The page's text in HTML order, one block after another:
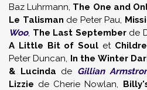
Baz Luhrmann, The One and
Le Talisman de Peter Pau,
Woo, The Last Septemberde
A Little Bit of Soul et
Peter Duncan, In the Winter
& Lucinda de Gillian
Lizzie de Cherie Nowlan,